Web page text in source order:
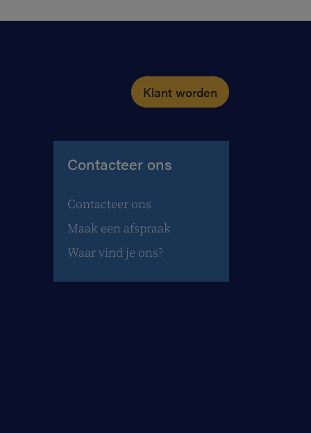
Klant worden
Contacteer ons
Contacteer ons
Maak een afspraak
Waar vind je ons?